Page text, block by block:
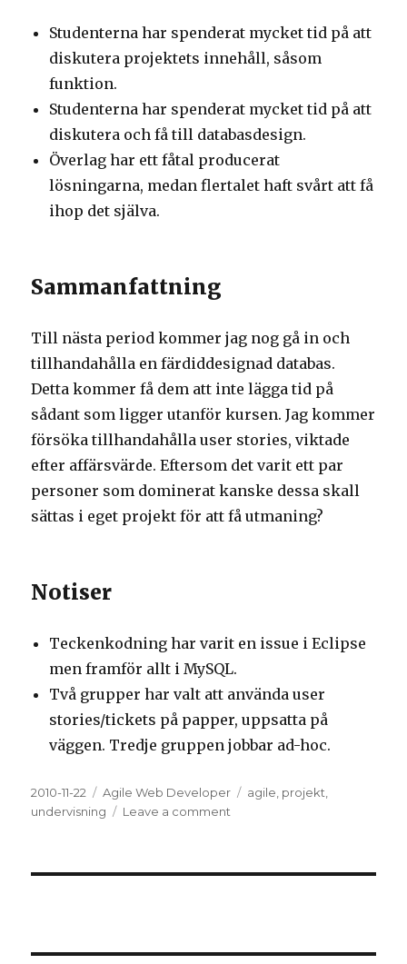
Studenterna har spenderat mycket tid på att
diskutera projektets innehåll, såsom
funktion.
Studenterna har spenderat mycket tid på att
diskutera och få till databasdesign.
Överlag har ett fåtal producerat
lösningarna, medan flertalet haft svårt att få
ihop det själva.
Sammanfattning
Till nästa period kommer jag nog gå in och
tillhandahålla en färdiddesignad databas.
Detta kommer få dem att inte lägga tid på
sådant som ligger utanför kursen. Jag kommer
försöka tillhandahålla user stories, viktade
efter affärsvärde. Eftersom det varit ett par
personer som dominerat kanske dessa skall
sättas i eget projekt för att få utmaning?
Notiser
Teckenkodning har varit en issue i Eclipse
men framför allt i MySQL.
Två grupper har valt att använda user
stories/tickets på papper, uppsatta på
väggen. Tredje gruppen jobbar ad-hoc.
Posted
on
2010-11-22 Categories
Agile Web Developer Tags
agile projekt
undervisning
Leave a comment